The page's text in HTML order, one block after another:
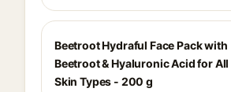
Beetroot Hydraful Face Pack with
Beetroot & Hyaluronic Acid for All
Skin Types - 200 g